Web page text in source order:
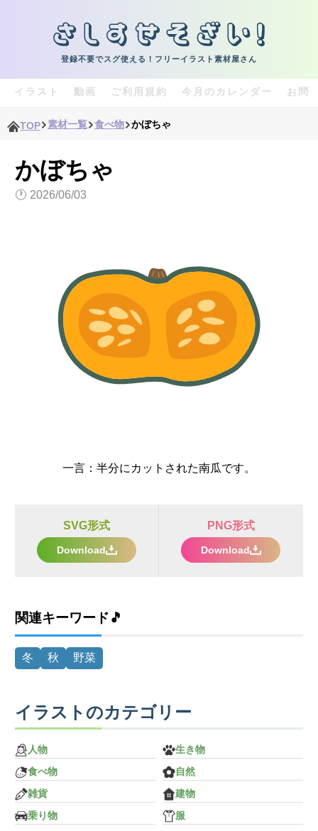
登録不要でスグ使える！フリーイラスト素材屋さん
イラスト 動画 ご利用規約 今月のカレンダー お問
TOP 素材一覧 食べ物 かぼちゃ
かぼちゃ
🕐 2026/06/03
一言： 半分にカットされた南瓜です。
SVG形式
Download
PNG形式
Download
関連キーワード🎵
冬 秋 野菜
イラストのカテゴリー
人物
生き物
食べ物
自然
雑貨
建物
乗り物
服